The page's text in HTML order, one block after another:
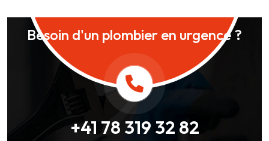
Besoin d'un plombier en urgence ?
+41 78 319 32 82